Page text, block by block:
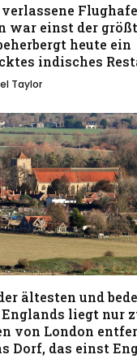
verlassene
war einst der
heute ein
indisches
Taylor
ältesten und
liegt nur
von London
Dorf, das einst